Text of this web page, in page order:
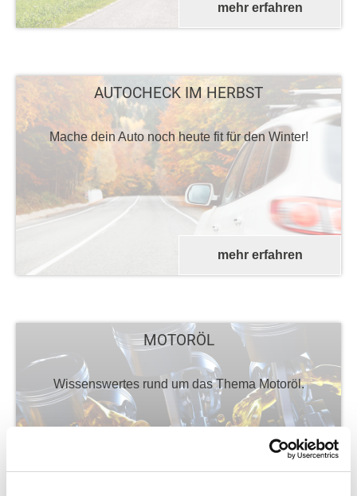
mehr erfahren
AUTOCHECK IM HERBST
Mache dein Auto noch heute fit für den Winter!
mehr erfahren
MOTORÖL
Wissenswertes rund um das Thema Motoröl.